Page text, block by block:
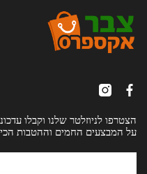
הצטרפו לניוזלטר שלנו וקבלו
על המבצעים החמים וההטבות